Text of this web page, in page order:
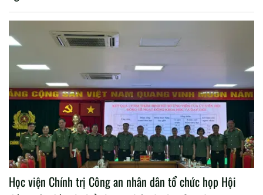
Học viện Chính trị Công an nhân dân tổ chức họp Hội